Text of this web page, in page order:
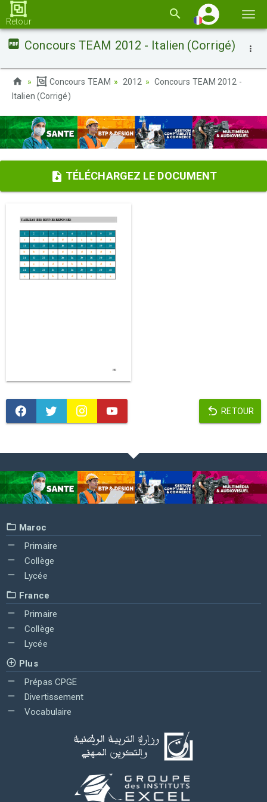
la
Retour
Concours TEAM 2012 - Italien (Corrigé)
Concours TEAM 2012
Concours TEAM 2012 -
Italien (Corrigé)
TÉLÉCHARGEZ LE DOCUMENT
RETOUR
Maroc
Primaire
Collège
Lycée
France
Primaire
Collège
Lycée
Plus
Prépas CPGE
Divertissement
Vocabulaire